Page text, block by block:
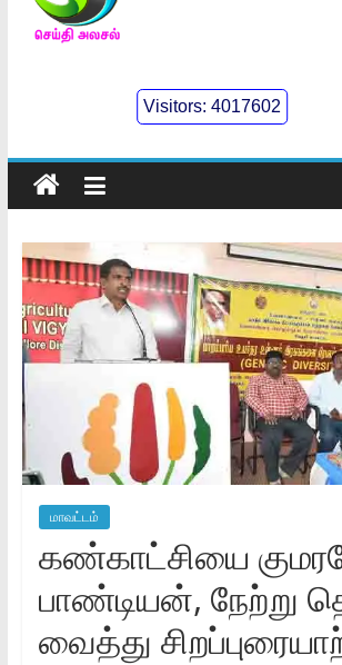
செய்திஅலசல்
Seidhialasal
Tamil
Online
NewsPaper
Visitors:4017602
மாவட்டம்
கண்காட்சியை
பாண்டியன், நேற்று
வைத்து